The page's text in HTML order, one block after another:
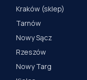
Kraków (sklep)
Tarnów
Nowy Sącz
Rzeszów
Nowy Targ